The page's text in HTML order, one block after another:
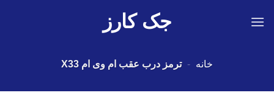
جک کارز
خانه - ترمز درب عقب ام وی ام X33